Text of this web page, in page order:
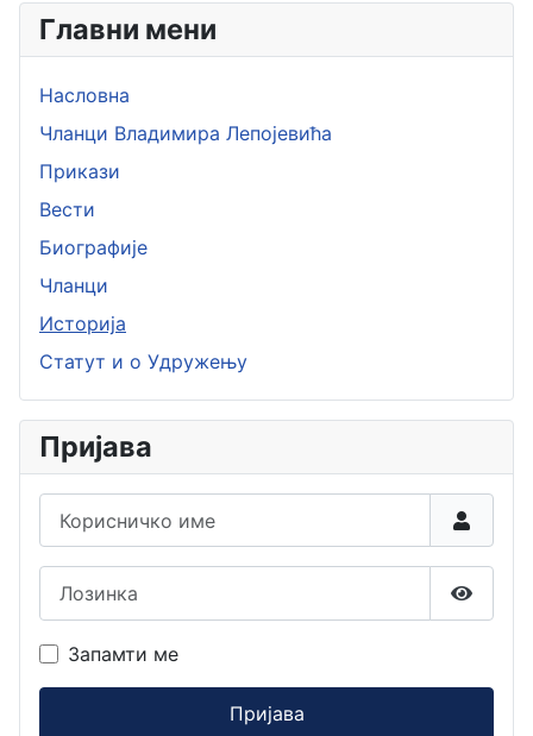
Главни мени
Насловна
Чланци Владимира Лепојевића
Прикази
Вести
Биографије
Чланци
Историја
Статут и о Удружењу
Пријава
Запамти ме
Пријава